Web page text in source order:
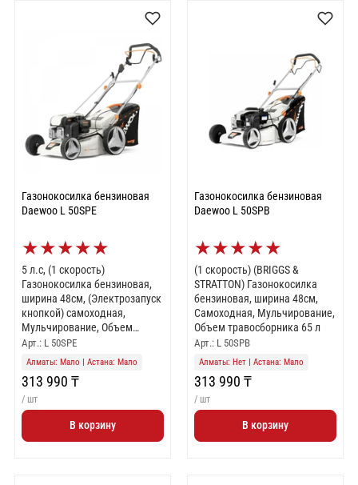
Газонокосилка бензиновая
Daewoo L 50SPE
★★★★★
5 л.с, (1 скорость)
Газонокосилка бензиновая,
ширина 48см, (Электрозапуск
кнопкой) самоходная,
Мульчирование, Объем
травосборника 65 л
Арт.: L 50SPE
Алматы: Мало | Астана: Мало
313 990 ₸
/ шт
В корзину
Газонокосилка бензиновая
Daewoo L 50SPB
★★★★★
(1 скорость) (BRIGGS &
STRATTON) Газонокосилка
бензиновая, ширина 48см,
Самоходная, Мульчирование,
Объем травосборника 65 л
Арт.: L 50SPB
Алматы: Нет| Астана: Мало
313 990 ₸
/ шт
В корзину